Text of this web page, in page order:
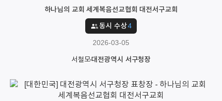
하나님의 교회 세계복음선교협회 대전서구교회
동시 수상4
2026-03-05
서철모대전광역시 서구청장